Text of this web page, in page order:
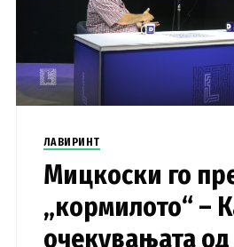
ЛАВИРИНТ
Мицкоски го
„кормилото“ –
очекувањата